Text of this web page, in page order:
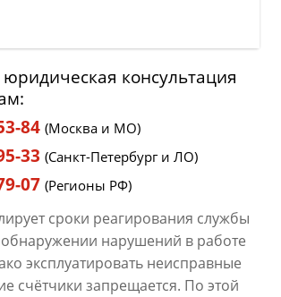
консультация
84 (Москва и МО)
33 (Санкт-Петербург и ЛО)
07 (Регионы РФ)
сроки реагирования службы
нарушений в работе
эксплуатировать неисправные
счётчики запрещается. По этой